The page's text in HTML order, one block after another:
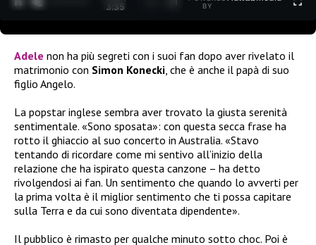
3:35
BY
Adele non ha più segreti con i suoi fan dopo aver rivelato il
matrimonio con Simon Konecki , che è anche il papà di suo
figlio Angelo.
La popstar inglese sembra aver trovato la giusta serenità
sentimentale. «Sono sposata»: con questa secca frase ha
rotto il ghiaccio al suo concerto in Australia. «Stavo
tentando di ricordare come mi sentivo all’inizio della
relazione che ha ispirato questa canzone – ha detto
rivolgendosi ai fan. Un sentimento che quando lo avverti per
la prima volta è il miglior sentimento che ti possa capitare
sulla Terra e da cui sono diventata dipendente».
Il pubblico è rimasto per qualche minuto sotto choc. Poi è